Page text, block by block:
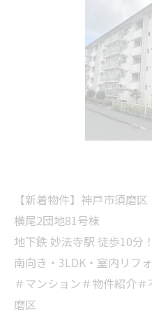
【新着物件】神戸市須磨区
横尾2団地81号棟
地下鉄 妙法寺駅 徒歩10分！
南向き・3LDK・室内リフ
＃マンション＃物件紹介
磨区